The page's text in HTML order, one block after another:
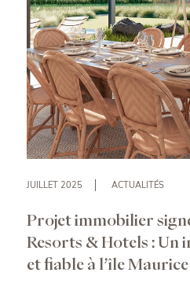
JUILLET 2025 ACTUALITÉS
Projet immobilier
Resorts & Hotels : Un
et fiable à l’île Maurice